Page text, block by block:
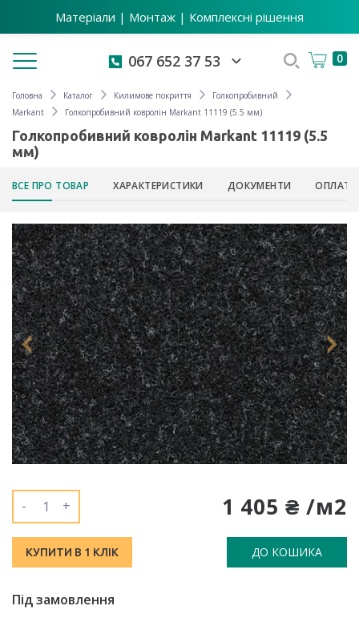
Матеріали | Монтаж | Комплексні рішення
Toggle navigation 067 652 37 53 0
Головна Каталог Килимове покриття
Голкопробивний
Markant
Голкопробивний ковролін Markant 11119 (5.5 мм)
Голкопробивний ковролін Markant 11119 (5.5
мм)
ВСЕ ПРО ТОВАР ХАРАКТЕРИСТИКИ ДОКУМЕНТИ ОПЛАТА
1 405 ₴ /м2
- +
КУПИТИ В 1 КЛІК ДО КОШИКА
Під замовлення